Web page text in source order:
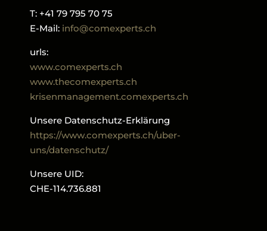
T: +41 79 795 70 75
E-Mail: info@comexperts.ch
urls:
www.comexperts.ch
www.thecomexperts.ch
krisenmanagement.comexperts.ch
Unsere Datenschutz-Erklärung
https://www.comexperts.ch/uber-
uns/datenschutz/
Unsere UID:
CHE-114.736.881